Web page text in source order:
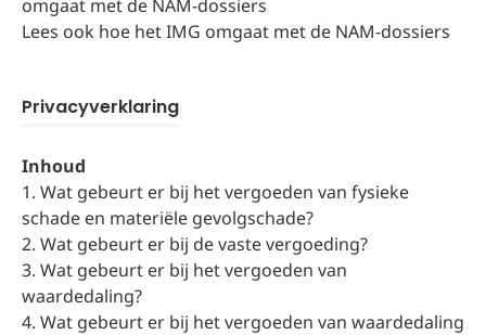
omgaat met de NAM-dossiers
Lees ook hoe het IMG omgaat met de NAM-dossiers
Privacyverklaring
Inhoud
1. Wat gebeurt er bij het vergoeden van fysieke
schade en materiële gevolgschade?
2. Wat gebeurt er bij de vaste vergoeding?
3. Wat gebeurt er bij het vergoeden van
waardedaling?
4. Wat gebeurt er bij het vergoeden van waardedaling